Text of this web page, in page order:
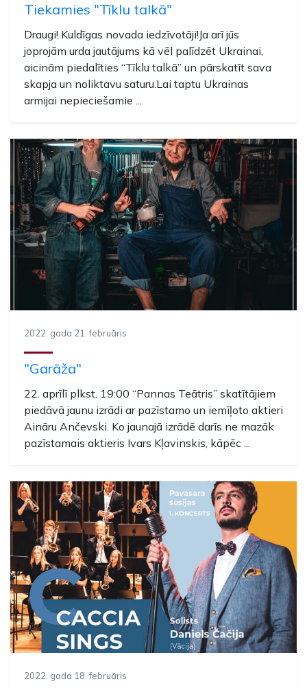
Tiekamies "Tīklu talkā"
Draugi! Kuldīgas novada iedzīvotāji!Ja arī jūs
joprojām urda jautājums kā vēl palīdzēt Ukrainai,
aicinām piedalīties “Tīklu talkā” un pārskatīt sava
skapja un noliktavu saturu.Lai taptu Ukrainas
armijai nepieciešamie ...
2022. gada 21. februāris
"Garāža"
22. aprīlī plkst. 19:00 “Pannas Teātris” skatītājiem
piedāvā jaunu izrādi ar pazīstamo un iemīļoto aktieri
Aināru Ančevski. Ko jaunajā izrādē darīs ne mazāk
pazīstamais aktieris Ivars Kļavinskis, kāpēc ...
2022. gada 18. februāris